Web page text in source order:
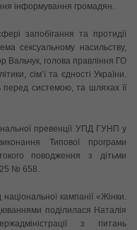
інформування громадян.
запобігання та протидії
сексуальному насильству,
Вальчук, голова правління ГО
сім’ї та єдності України.
перед системою, та шляхах її
превенції УПД ГУНП у
Типової програми
поводження з дітьми
№ 658.
кампанії «Жінки.
поділилася Наталія
з питань